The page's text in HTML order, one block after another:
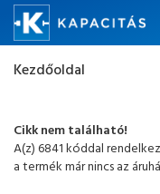
Kezdőoldal
Cikk nem található!
A(z) 6841 kóddal
a termék már nincs az